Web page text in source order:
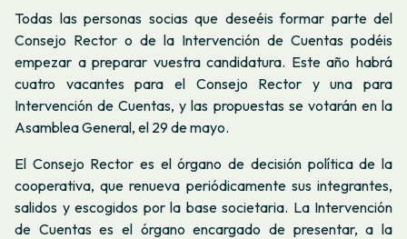
Todas las personas socias que deseéis formar parte del
Consejo Rector o de la Intervención de Cuentas podéis
empezar a preparar vuestra candidatura. Este año habrá
cuatro vacantes para el Consejo Rector y una para
Intervención de Cuentas, y las propuestas se votarán en la
Asamblea General, el 29 de mayo.
El Consejo Rector es el órgano de decisión política de la
cooperativa, que renueva periódicamente sus integrantes,
salidos y escogidos por la base societaria. La Intervención
de Cuentas es el órgano encargado de presentar, a la